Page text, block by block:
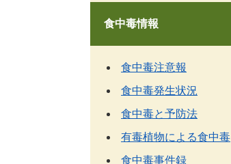
食中毒情報
食中毒注意報
食中毒発生状況
食中毒と予防法
有毒植物による食中毒
食中毒事件録